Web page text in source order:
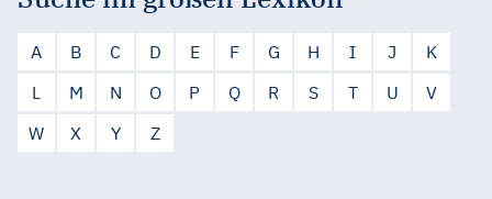
A B C D E F G H I J
K
L
M N O P Q R S T U
V
W
X Y Z